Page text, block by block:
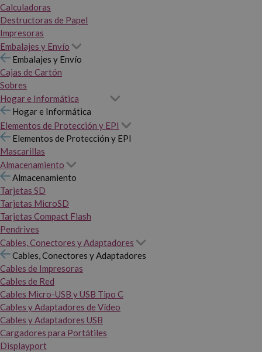
Calculadoras
Destructoras de Papel
Impresoras
Embalajes y Envío
Embalajes y Envío
Cajas de Cartón
Sobres
Hogar e Informática
Hogar e Informática
Elementos de Protección y EPI
Elementos de Protección y EPI
Mascarillas
Almacenamiento
Almacenamiento
Tarjetas SD
Tarjetas MicroSD
Tarjetas Compact Flash
Pendrives
Cables, Conectores y Adaptadores
Cables, Conectores y Adaptadores
Cables de Impresoras
Cables de Red
Cables Micro-USB y USB Tipo C
Cables y Adaptadores de Vídeo
Cables y Adaptadores USB
Cargadores para Portátiles
Displayport